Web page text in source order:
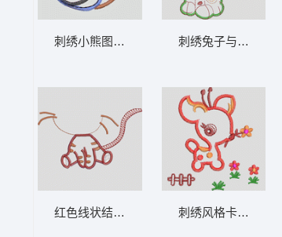
刺绣小熊图案设计 卡通童装章标贴布
红色线状结构示意图 卡通童装章标贴布